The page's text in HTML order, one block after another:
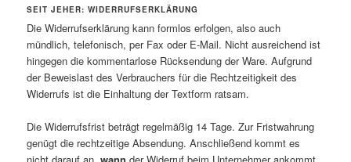
SEIT JEHER: WIDERRUFSERKLÄRUNG
Die Widerrufserklärung kann formlos erfolgen, also auch
mündlich, telefonisch, per Fax oder E-Mail. Nicht ausreichend ist
hingegen die kommentarlose Rücksendung der Ware. Aufgrund
der Beweislast des Verbrauchers für die Rechtzeitigkeit des
Widerrufs ist die Einhaltung der Textform ratsam.
Die Widerrufsfrist beträgt regelmäßig 14 Tage. Zur Fristwahrung
genügt die rechtzeitige Absendung. Anschließend kommt es